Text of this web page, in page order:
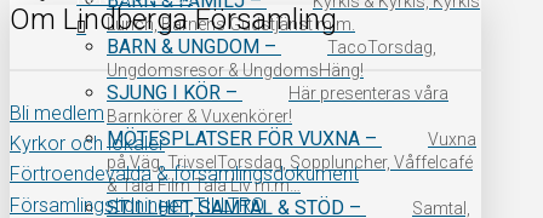
Lunch, Barnens Gudstjänst m.m.
BARN & UNGDOM –
TacoTorsdag,
Ungdomsresor & UngdomsHäng!
SJUNG I KÖR –
Här presenteras våra
Barnkörer & Vuxenkörer!
MÖTESPLATSER FÖR VUXNA –
Vuxna
på Väg, TrivselTorsdag, Soppluncher, Våffelcafé
& Tala Film Tala Liv m.m…
STILLHET, SAMTAL & STÖD –
Samtal,
Om Lindberga Församling
Bli medlem
Kyrkor och lokaler
Förtroendevalda & församlingsdokument
Församlingstidningen TILLTRO